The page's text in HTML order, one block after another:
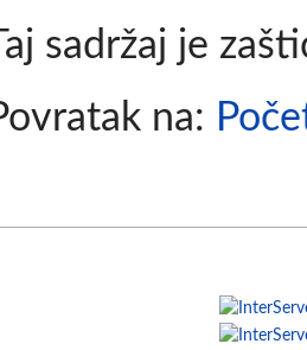
sadržaj je
na: